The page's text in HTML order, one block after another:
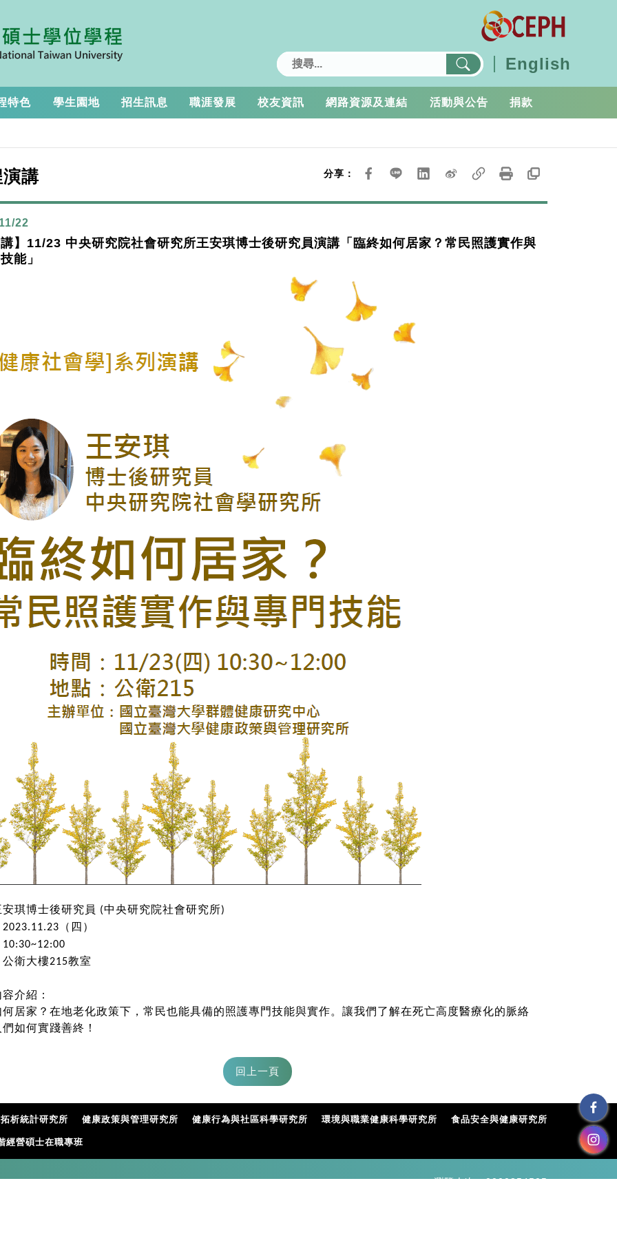
English
特色 學生園地 招生訊息 職涯發展 校友資訊 網路資源及連結 活動與公告 捐款
講 分享：
22
】11/23 中央研究院社會研究所王安琪博士後研究員演講「臨終如何居家？常民照護實作與
能」
安琪博士後研究員 (中央研究院社會研究所)
2023.11.23 （四）
10:30~12:00
衛大樓215教室
介紹：
何居家？在地老化政策下，常民也能具備的照護專門技能與實作。讓我們了解在死亡高度醫療化的脈絡
如何實踐善終！
析統計研究所 健康政策與管理研究所 健康行為與社區科學研究所 環境與職業健康科學研究所 食品安全與健康研究所
經營碩士在職專班
瀏覽人次 : 0000854505